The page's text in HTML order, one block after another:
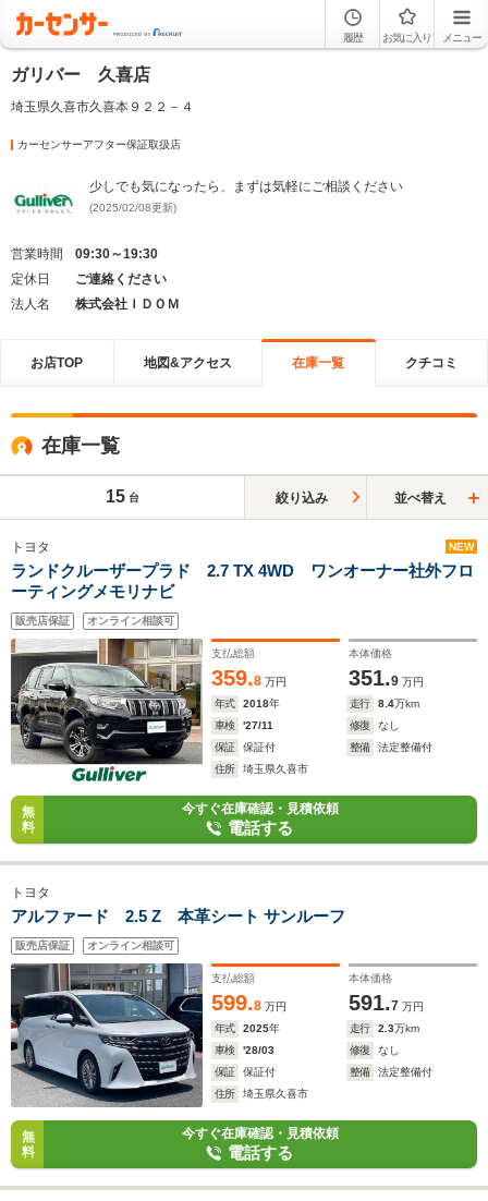
履歴 お気に入り メニュー
ガリバー 久喜店
埼玉県久喜市久喜本９２２－４
カーセンサーアフター保証取扱店
少しでも気になったら、まずは気軽にご相談ください
(2025/02/08更新)
営業時間
09:30～19:30
定休日
ご連絡ください
法人名
株式会社ＩＤＯＭ
お店TOP 地図&アクセス 在庫一覧 クチコミ
在庫一覧
15 台 絞り込み 並べ替え
トヨタ NEW
ランドクルーザープラド 2.7 TX 4WD ワンオーナー社外フロ
ーティングメモリナビ
販売店保証 オンライン相談可
支払総額
359.8 万円
本体価格
351.9 万円
年式
2018年 走行 8.4万km
車検
'27/11 修復
なし
保証
保証付 整備
法定整備付
住所
埼玉県久喜市
無
料
今すぐ在庫確認・見積依頼
電話する
トヨタ
アルファード 2.5 Z 本革シート サンルーフ
販売店保証 オンライン相談可
支払総額
599.8 万円
本体価格
591.7 万円
年式
2025年 走行 2.3万km
車検
'28/03 修復
なし
保証
保証付 整備
法定整備付
住所
埼玉県久喜市
無
料
今すぐ在庫確認・見積依頼
電話する